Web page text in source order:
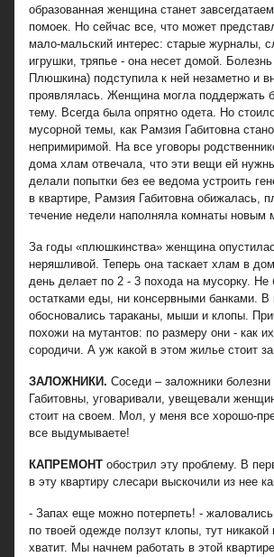
образованная женщина станет
помоек. Но сейчас все, что может
мало-мальский интерес: старые журналы,
игрушки, тряпье - она несет домой.
Плюшкина) подступила к ней незаметно и
проявлялась. Женщина могла поддержать
тему. Всегда была опрятно одета. Но
мусорной темы, как Рамзия Габитовна
непримиримой. На все уговоры
дома хлам отвечала, что эти вещи ей
делали попытки без ее ведома устроить
в квартире, Рамзия Габитовна обижалась,
течение недели наполняла комнаты новым
За годы «плюшкинства» женщина
неряшливой. Теперь она таскает хлам в
день делает по 2 - 3 похода на мусорку. Не
остатками еды, ни консервными банками. В
обосновались тараканы, мыши и клопы.
похожи на мутантов: по размеру они - как
сородичи. А уж какой в этом жилье стоит
ЗАЛОЖНИКИ. Соседи – заложники
Габитовны, уговаривали, увещевали
стоит на своем. Мол, у меня все хорошо-
все выдумываете!
КАПРЕМОНТ обострил эту проблему. В
в эту квартиру слесари выскочили из нее
- Запах еще можно потерпеть! -
по твоей одежде ползут клопы, тут
хватит. Мы начнем работать в этой